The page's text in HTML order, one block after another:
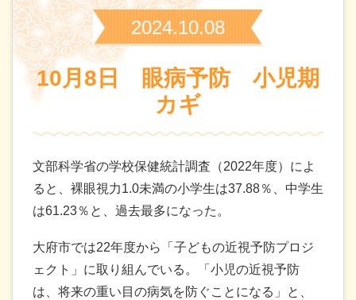
2024.10.08
10月8日 眼病予防 小児期
カギ
文部科学省の学校保健統計調査（2022年度）によ
ると、裸眼視力1.0未満の小学生は37.88％、中学生
は61.23％と、過去最多になった。
大府市では22年度から「子どもの近視予防プロジ
ェクト」に取り組んでいる。「小児の近視予防
は、将来の重い目の病気を防ぐことになる」と、